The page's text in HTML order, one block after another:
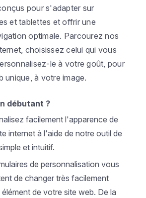
pour s'adapter sur
et tablettes et offrir une
optimale. Parcourez nos
choisissez celui qui vous
le à votre goût, pour
unique, à votre image.
débutant ?
facilement l'apparence de
internet à l'aide de notre outil de
et intuitif.
de personnalisation vous
de changer très facilement
de votre site web. De la